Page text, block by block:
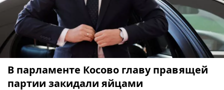
В парламенте Косово главу правящей
партии закидали яйцами